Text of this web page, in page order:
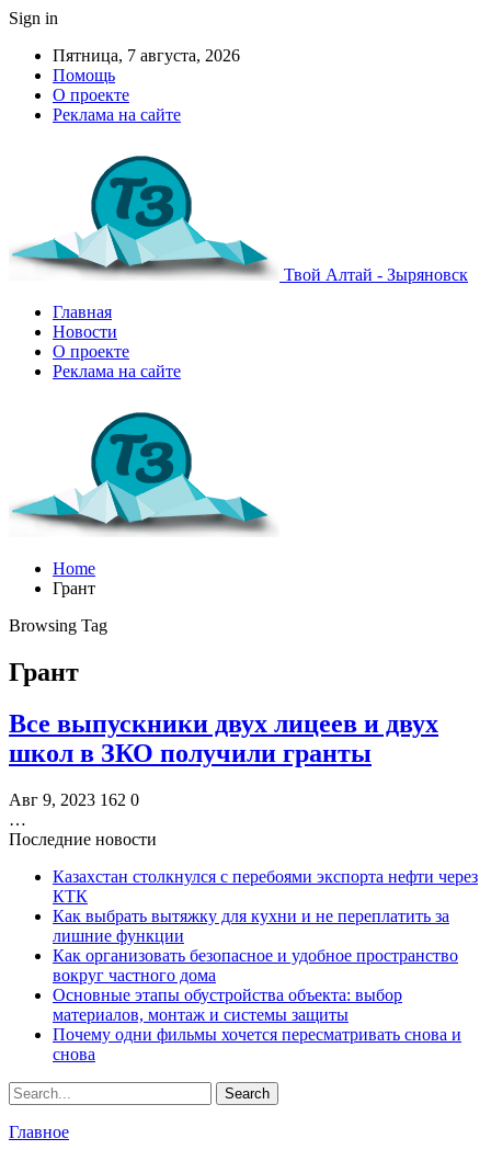
Sign in
Пятница, 7 августа, 2026
Помощь
О проекте
Реклама на сайте
Твой Алтай - Зыряновск
Главная
Новости
О проекте
Реклама на сайте
Home
Грант
Browsing Tag
Грант
Все выпускники двух лицеев и двух
школ в ЗКО получили гранты
Авг 9, 2023 162 0
…
Последние новости
Казахстан столкнулся с перебоями экспорта нефти через
КТК
Как выбрать вытяжку для кухни и не переплатить за
лишние функции
Как организовать безопасное и удобное пространство
вокруг частного дома
Основные этапы обустройства объекта: выбор
материалов, монтаж и системы защиты
Почему одни фильмы хочется пересматривать снова и
снова
Главное